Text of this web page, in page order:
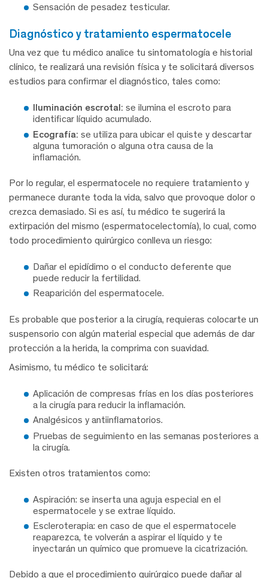
Sensación de pesadez testicular.
diagnóstico y tratamiento espermatocele
Una vez que tu médico analice tu sintomatología e historial
clínico, te realizará una revisión física y te solicitará diversos
estudios para confirmar el diagnóstico, tales como:
Iluminación escrotal: se ilumina el escroto para
identificar líquido acumulado.
Ecografía: se utiliza para ubicar el quiste y descartar
alguna tumoración o alguna otra causa de la
inflamación.
Por lo regular, el espermatocele no requiere tratamiento y
permanece durante toda la vida, salvo que provoque dolor o
crezca demasiado. Si es así, tu médico te sugerirá la
extirpación del mismo (espermatocelectomía), lo cual, como
todo procedimiento quirúrgico conlleva un riesgo:
Dañar el epidídimo o el conducto deferente que
puede reducir la fertilidad.
Reaparición del espermatocele.
Es probable que posterior a la cirugía, requieras colocarte un
suspensorio con algún material especial que además de dar
protección a la herida, la comprima con suavidad.
Asimismo, tu médico te solicitará:
Aplicación de compresas frías en los días posteriores
a la cirugía para reducir la inflamación.
Analgésicos y antiinflamatorios.
Pruebas de seguimiento en las semanas posteriores a
la cirugía.
Existen otros tratamientos como:
Aspiración: se inserta una aguja especial en el
espermatocele y se extrae líquido.
Escleroterapia: en caso de que el espermatocele
reaparezca, te volverán a aspirar el líquido y te
inyectarán un químico que promueve la cicatrización.
Debido a que el procedimiento quirúrgico puede dañar al